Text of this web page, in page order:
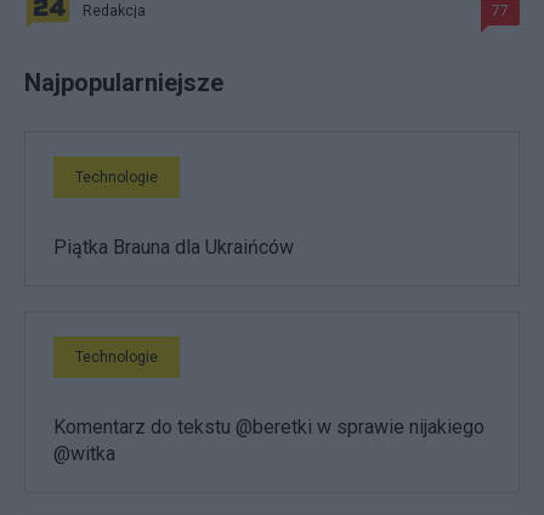
Redakcja 77
Najpopularniejsze
Technologie
Piątka Brauna dla Ukraińców
Technologie
Komentarz do tekstu @beretki w sprawie nijakiego
@witka